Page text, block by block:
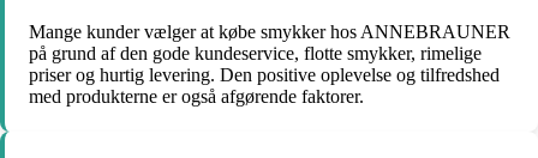
Mange kunder vælger at købe smykker hos ANNEBRAUNER
på grund af den gode kundeservice, flotte smykker, rimelige
priser og hurtig levering. Den positive oplevelse og tilfredshed
med produkterne er også afgørende faktorer.